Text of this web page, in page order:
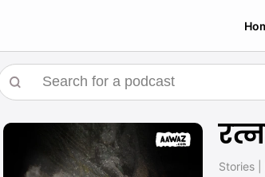
Stories